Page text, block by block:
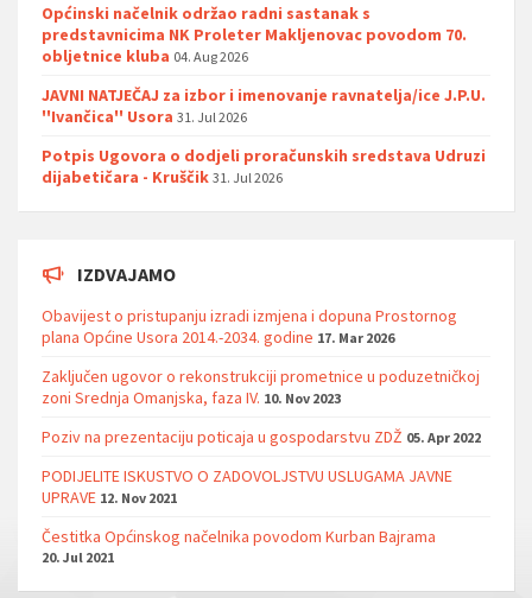
Općinski načelnik održao radni sastanak s
predstavnicima NK Proleter Makljenovac povodom 70.
obljetnice kluba 04. Aug 2026
JAVNI NATJEČAJ za izbor i imenovanje ravnatelja/ice J.P.U.
''Ivančica'' Usora 31. Jul 2026
Potpis Ugovora o dodjeli proračunskih sredstava Udruzi
dijabetičara - Kruščik 31. Jul 2026
IZDVAJAMO
Obavijest o pristupanju izradi izmjena i dopuna Prostornog
plana Općine Usora 2014.-2034. godine 17. Mar 2026
Zaključen ugovor o rekonstrukciji prometnice u poduzetničkoj
zoni Srednja Omanjska, faza IV. 10. Nov 2023
Poziv na prezentaciju poticaja u gospodarstvu ZDŽ 05. Apr 2022
PODIJELITE ISKUSTVO O ZADOVOLJSTVU USLUGAMA JAVNE
UPRAVE 12. Nov 2021
Čestitka Općinskog načelnika povodom Kurban Bajrama
20. Jul 2021